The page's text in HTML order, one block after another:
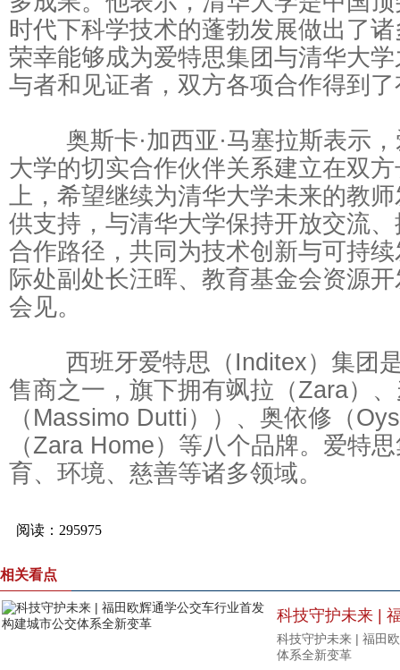
时代下科学技术的蓬勃发展做出了
荣幸能够成为爱特思集团与清华大
与者和见证者，双方各项合作得到
奥斯卡·加西亚·马塞拉斯表示，
大学的切实合作伙伴关系建立在双
上，希望继续为清华大学未来的教
供支持，与清华大学保持开放交流
合作路径，共同为技术创新与可持
际处副处长汪晖、教育基金会资源
会见。
西班牙爱特思（Inditex）集团是
售商之一，旗下拥有飒拉（Zara）
（Massimo Dutti））、奥依修（
（Zara Home）等八个品牌。爱特
育、环境、慈善等诸多领域。
相关看点
科技守护未来 |
构建城市公交体
科技守护未来 | 福田
体系全新变革